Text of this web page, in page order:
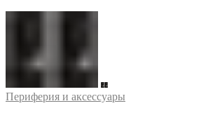
Периферия и аксессуары